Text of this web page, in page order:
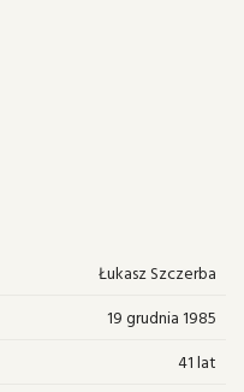
Łukasz Szczerba
19 grudnia 1985
41 lat